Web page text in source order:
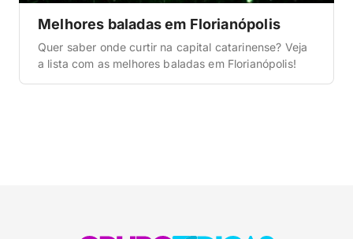
Melhores baladas em Florianópolis
Quer saber onde curtir na capital catarinense? Veja
a lista com as melhores baladas em Florianópolis!